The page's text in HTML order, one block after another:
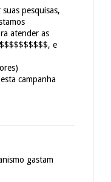
pesquisas,
atender as
e
campanha
gastam